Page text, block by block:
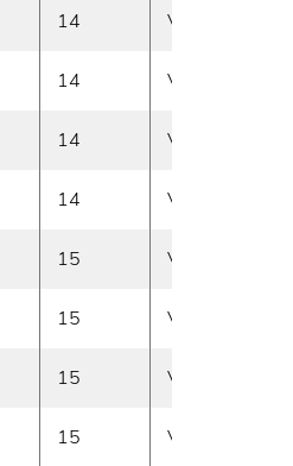
14 Vasen
14 Vasen
14 Vasen
14 Vasen
15 Vasen
15 Vasen
15 Vasen
15 Vasen